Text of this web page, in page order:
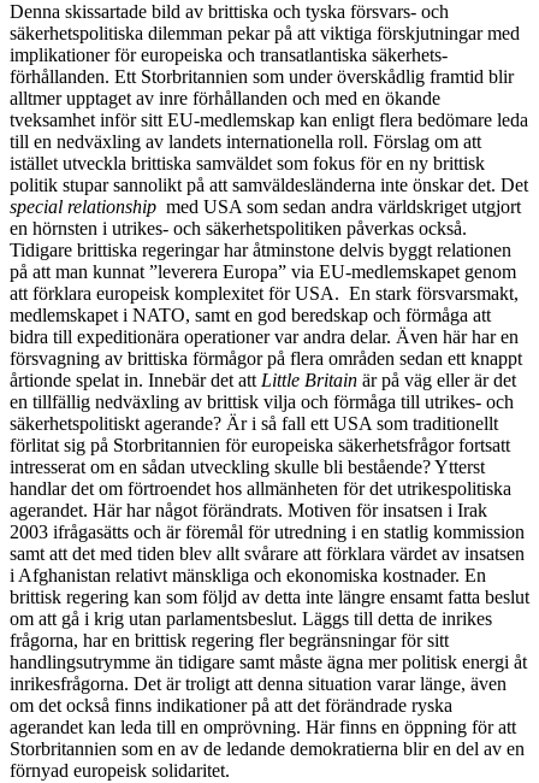
Denna skissartade bild av brittiska och tyska försvars- och
säkerhetspolitiska dilemman pekar på att viktiga förskjutningar med
implikationer för europeiska och transatlantiska säkerhets­
förhållanden. Ett Storbritannien som under överskådlig framtid blir
alltmer upptaget av inre förhållanden och med en ökande
tveksamhet inför sitt EU-medlemskap kan enligt flera bedömare leda
till en nedväxling av landets internationella roll. Förslag om att
istället utveckla brittiska samväldet som fokus för en ny brittisk
politik stupar sannolikt på att samväldesländerna inte önskar det. Det
special relationship med USA som sedan andra världskriget utgjort
en hörnsten i utrikes- och säkerhetspolitiken påverkas också.
Tidigare brittiska regeringar har åtminstone delvis byggt relationen
på att man kunnat ”leverera Europa” via EU-medlemskapet genom
att förklara europeisk komplexitet för USA. En stark försvarsmakt,
medlemskapet i NATO, samt en god beredskap och förmåga att
bidra till expeditionära operationer var andra delar. Även här har en
försvagning av brittiska förmågor på flera områden sedan ett knappt
årtionde spelat in. Innebär det attLittle Britain är på väg eller är det
en tillfällig nedväxling av brittisk vilja och förmåga till utrikes- och
säkerhetspolitiskt agerande? Är i så fall ett USA som traditionellt
förlitat sig på Storbritannien för europeiska säkerhetsfrågor fortsatt
intresserat om en sådan utveckling skulle bli bestående? Ytterst
handlar det om förtroendet hos allmänheten för det utrikespolitiska
agerandet. Här har något förändrats. Motiven för insatsen i Irak
2003 ifrågasätts och är föremål för utredning i en statlig kommission
samt att det med tiden blev allt svårare att förklara värdet av insatsen
i Afghanistan relativt mänskliga och ekonomiska kostnader. En
brittisk regering kan som följd av detta inte längre ensamt fatta beslut
om att gå i krig utan parlamentsbeslut. Läggs till detta de inrikes
frågorna, har en brittisk regering fler begränsningar för sitt
handlingsutrymme än tidigare samt måste ägna mer politisk energi åt
inrikesfrågorna. Det är troligt att denna situation varar länge, även
om det också finns indikationer på att det förändrade ryska
agerandet kan leda till en omprövning. Här finns en öppning för att
Storbritannien som en av de ledande demokratierna blir en del av en
förnyad europeisk solidaritet.